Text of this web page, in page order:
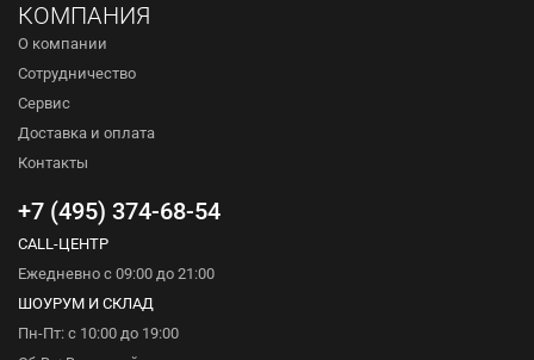
КОМПАНИЯ
О компании
Сотрудничество
Сервис
Доставка и оплата
Контакты
+7 (495) 374-68-54
CALL-ЦЕНТР
Ежедневно с 09:00 до 21:00
ШОУРУМ И СКЛАД
Пн-Пт: с 10:00 до 19:00